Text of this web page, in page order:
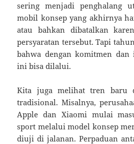
sering menjadi penghalang
mobil konsep yang akhirnya
atau bahkan dibatalkan
persyaratan tersebut. Tapi
bahwa dengan komitmen dan
ini bisa dilalui.
Kita juga melihat tren baru
tradisional. Misalnya,
Apple dan Xiaomi mulai
sport melalui model konsep
diuji di jalanan. Perpaduan